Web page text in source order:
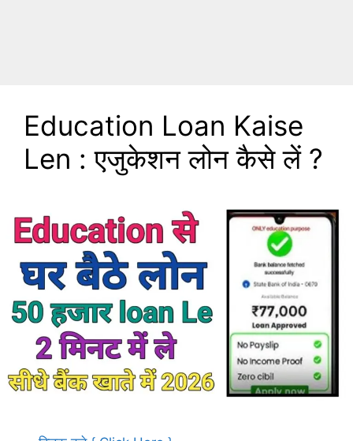
Education Loan Kaise
Len : एजुकेशन लोन कैसे लें ?